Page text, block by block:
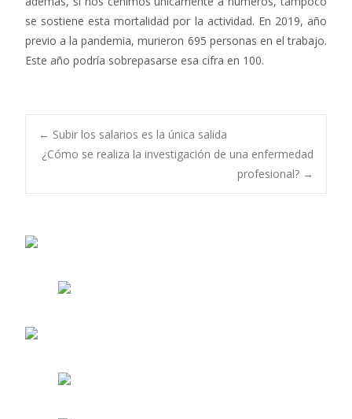
se sostiene esta mortalidad por la actividad. En 2019, año
previo a la pandemia, murieron 695 personas en el trabajo.
Este año podría sobrepasarse esa cifra en 100.
Navegación
de
← Subir los salarios es la única salida
¿Cómo se realiza la investigación de una enfermedad
profesional? →